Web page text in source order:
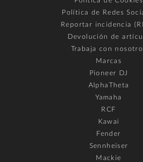
Política de Redes
Reportar incidencia
Devolución de
Trabaja con
Marcas
Pioneer DJ
AlphaTheta
Yamaha
RCF
Kawai
Fender
Sennheiser
Mackie